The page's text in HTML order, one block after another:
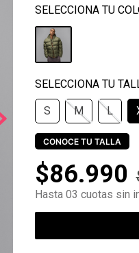
S M L
CONOCE TU TALLA
$86.990
Hasta 03 cuotas sin